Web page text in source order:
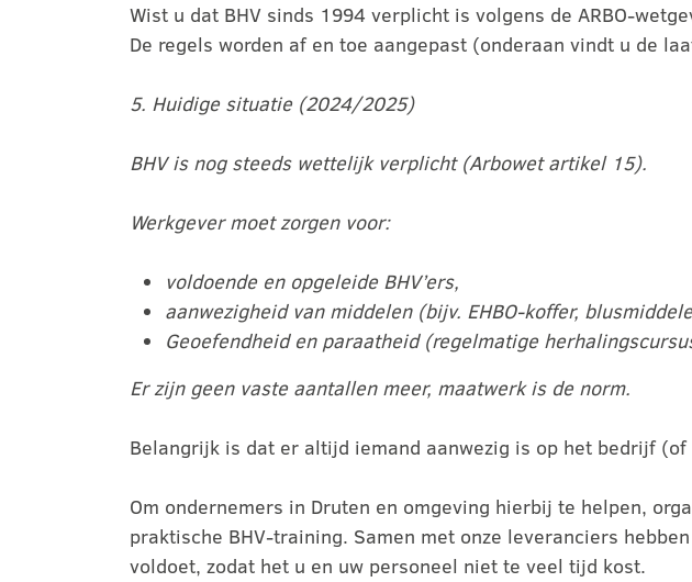
Wist u dat BHV sinds 1994 verplicht is volgens de ARBO-
De regels worden af en toe aangepast (onderaan vindt u de
5. Huidige situatie (2024/2025)
BHV is nog steeds wettelijk verplicht (Arbowet artikel 15).
Werkgever moet zorgen voor:
voldoende en opgeleide BHV’ers,
aanwezigheid van middelen (bijv. EHBO-koffer,
Geoefendheid en paraatheid (regelmatige
Er zijn geen vaste aantallen meer, maatwerk is de norm.
Belangrijk is dat er altijd iemand aanwezig is op het bedrijf
Om ondernemers in Druten en omgeving hierbij te helpen,
praktische BHV-training. Samen met onze leveranciers
voldoet, zodat het u en uw personeel niet te veel tijd kost.